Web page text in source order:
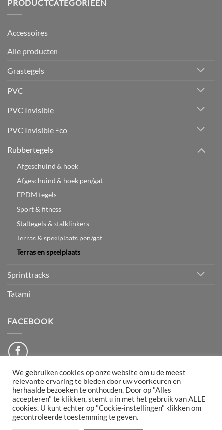
PRODUCTCATEGORIEËN
Accessoires
Alle producten
Grastegels
PVC
PVC Invisible
PVC Invisible Eco
Rubbertegels
Afgeschuind & hoek
Afgeschuind & hoek pen/gat
EPDM tegels
Sport & fitness
Staltegels & stalklinkers
Terras & speelplaats pen/gat
Terras en speelplaats
Sprinttracks
Tatami
FACEBOOK
PayPal BancontactIDeal Maestro Mollie
DISCLAIMER ALGEMENE VOORWAARDEN
We gebruiken cookies op onze website om u de meest
relevante ervaring te bieden door uw voorkeuren en
herhaalde bezoeken te onthouden. Door op "Alles
accepteren" te klikken, stemt u in met het gebruik van ALLE
cookies. U kunt echter op "Cookie-instellingen" klikken om
gecontroleerde toestemming te geven.